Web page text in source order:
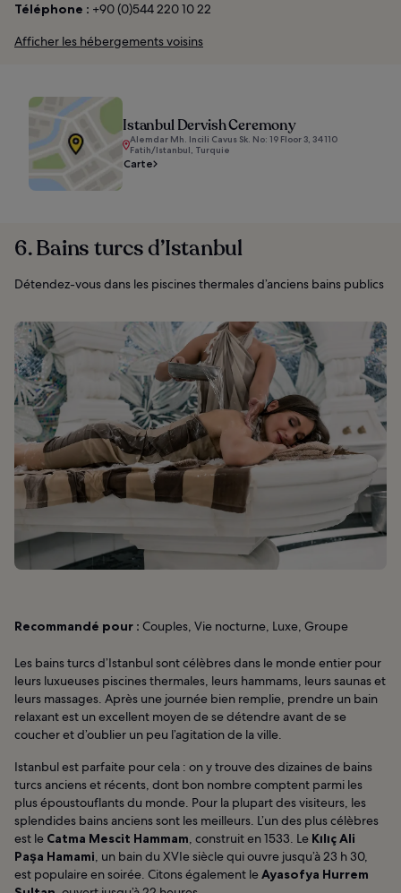
Téléphone : +90 (0)544 220 10 22
Afficher les hébergements voisins
Istanbul Dervish Ceremony
Alemdar Mh. Incili Cavus Sk. No: 19 Floor 3, 34110
Fatih/Istanbul, Turquie
Carte
6. Bains turcs d’Istanbul
Détendez-vous dans les piscines thermales d’anciens bains publics
Recommandé pour : Couples, Vie nocturne, Luxe, Groupe
Les bains turcs d’Istanbul sont célèbres dans le monde entier pour
leurs luxueuses piscines thermales, leurs hammams, leurs saunas et
leurs massages. Après une journée bien remplie, prendre un bain
relaxant est un excellent moyen de se détendre avant de se
coucher et d’oublier un peu l’agitation de la ville.
Istanbul est parfaite pour cela : on y trouve des dizaines de bains
turcs anciens et récents, dont bon nombre comptent parmi les
plus époustouflants du monde. Pour la plupart des visiteurs, les
splendides bains anciens sont les meilleurs. L’un des plus célèbres
est le Catma Mescit Hammam, construit en 1533. Le Kılıç Ali
Paşa Hamami, un bain du XVIe siècle qui ouvre jusqu’à 23 h 30,
est populaire en soirée. Citons également leAyasofya Hurrem